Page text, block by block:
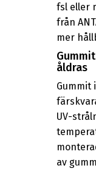
fsl eller
från
mer
åldras
Gummit
UV-
av